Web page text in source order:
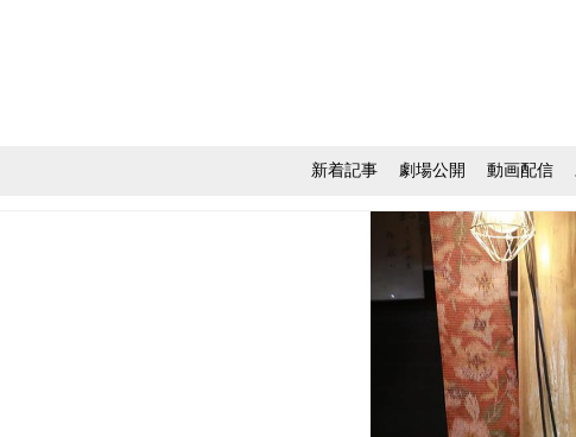
新着記事 劇場公開 動画配信